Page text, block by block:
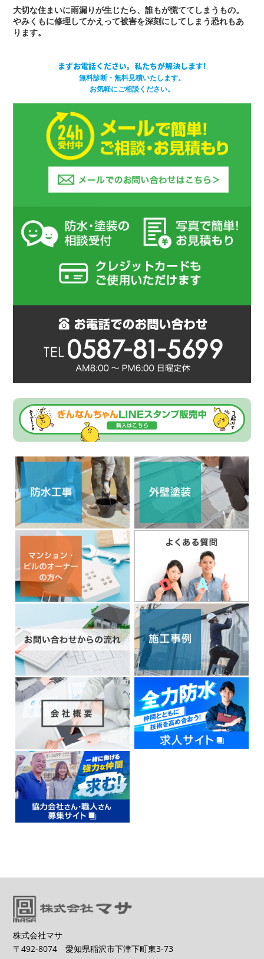
大切な住まいに雨漏りが生じたら、誰もが慌ててしまうもの。
やみくもに修理してかえって被害を深刻にしてしまう恐れもあ
ります。
まずお電話ください。私たちが解決します!
無料診断・無料見積いたします。
お気軽にご相談ください。
株式会社マサ
〒492-8074 愛知県稲沢市下津下町東3-73